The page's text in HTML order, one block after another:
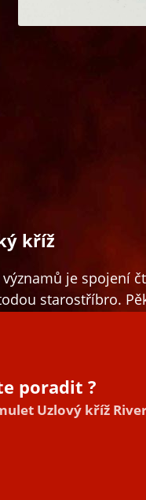
kříž
je spojení
starostříbro.
poradit ?
Uzlový kříž